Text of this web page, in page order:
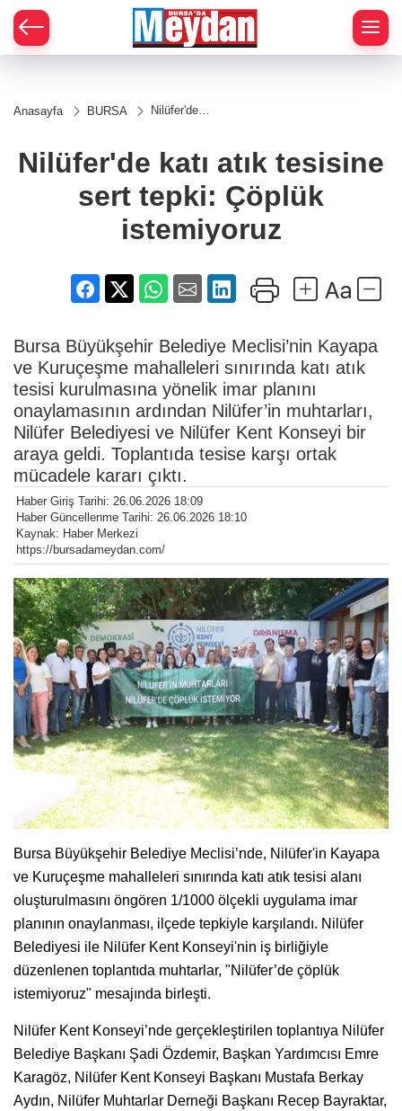
Anasayfa BURSA
Nilüfer'de
sert tepki:
Çöplük
Nilüfer'de katı atık tesisine
sert tepki: Çöplük
istemiyoruz
Bursa Büyükşehir Belediye Meclisi’nin Kayapa
ve Kuruçeşme mahalleleri sınırında katı atık
tesisi kurulmasına yönelik imar planını
onaylamasının ardından Nilüfer’in muhtarları,
Nilüfer Belediyesi ve Nilüfer Kent Konseyi bir
araya geldi. Toplantıda tesise karşı ortak
mücadele kararı çıktı.
Haber Giriş Tarihi: 26.06.2026 18:09
Haber Güncellenme Tarihi: 26.06.2026 18:10
Kaynak: Haber Merkezi
https://bursadameydan.com/
Bursa Büyükşehir Belediye Meclisi’nde, Nilüfer'in Kayapa
ve Kuruçeşme mahalleleri sınırında katı atık tesisi alanı
oluşturulmasını öngören 1/1000 ölçekli uygulama imar
planının onaylanması, ilçede tepkiyle karşılandı. Nilüfer
Belediyesi ile Nilüfer Kent Konseyi'nin iş birliğiyle
düzenlenen toplantıda muhtarlar, "Nilüfer’de çöplük
istemiyoruz" mesajında birleşti.
Nilüfer Kent Konseyi’nde gerçekleştirilen toplantıya Nilüfer
Belediye Başkanı Şadi Özdemir, Başkan Yardımcısı Emre
Karagöz, Nilüfer Kent Konseyi Başkanı Mustafa Berkay
Aydın, Nilüfer Muhtarlar Derneği Başkanı Recep Bayraktar,